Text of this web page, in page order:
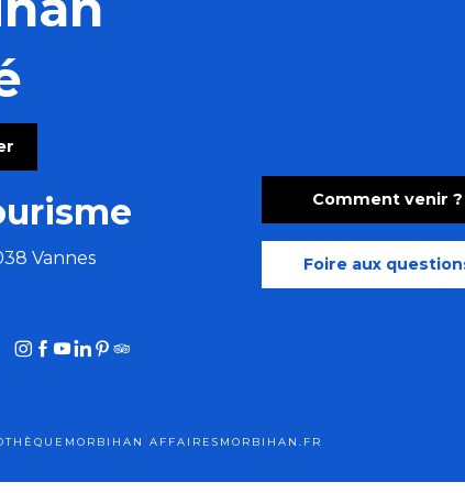
Vannes
Comment venir ?
Foire aux
MORBIHAN AFFAIRES MORBIHAN.FR